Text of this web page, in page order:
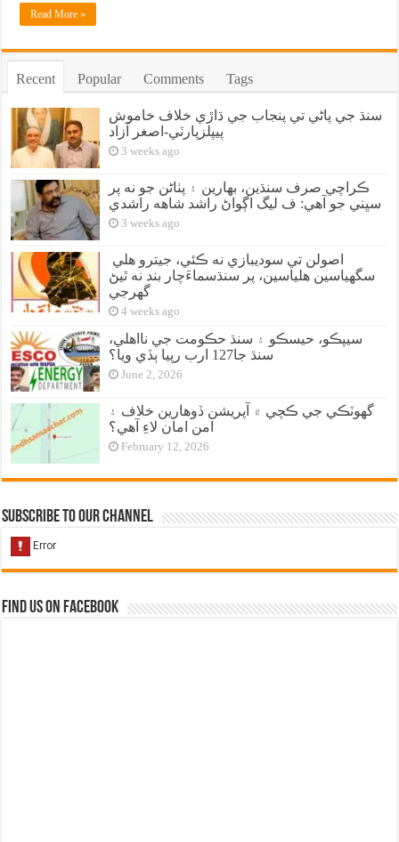
Read More »
Recent Popular Comments Tags
سنڌ جي پاڻي تي پنجاب جي ڌاڙي خلاف خاموش
پيپلزپارٽي-اصغر آزاد
3 weeks ago
ڪراچي صرف سنڌين، بهارين ۽ پٺاڻن جو نه پر
سڀني جو آهي: ف ليگ اڳواڻ راشد شاهه راشدي
3 weeks ago
سگهياسين هلياسين، پر سنڌسماءَچار بند نه ٿيڻ
گهرجي
4 weeks ago
سيپڪو، حيسڪو ۽ سنڌ حڪومت جي نااهلي،
سنڌ جا127 ارب رپيا ٻڏي ويا؟
June 2, 2026
گهوٽڪي جي ڪچي ۾ آپريشن ڏوهارين خلاف ۽
امن امان لاءِ آهي؟
February 12, 2026
Subscribe to our Channel
Find us on Facebook